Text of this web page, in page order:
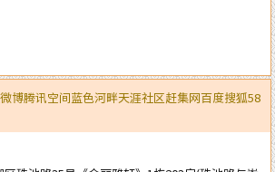
博腾讯空间蓝色河畔天涯社区赶集网百度搜狐58